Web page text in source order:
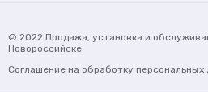
© 2022 Продажа, установка и
Новороссийске
Соглашение на обработку персональных